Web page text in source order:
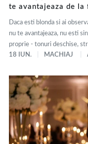
te avantajeaza de la
Daca esti blonda si ai
nu te avantajeaza, nu esti
proprie - tonuri deschise,
18 IUN.
MACHIAJ